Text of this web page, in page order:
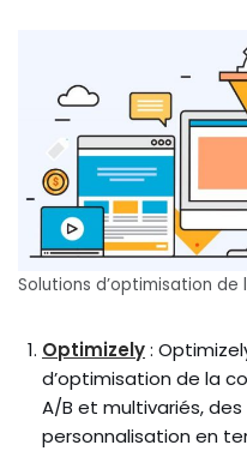
Solutions d’optimisation de
Optimizely:
d’optimisation de la
A/B et multivariés,
personnalisation en